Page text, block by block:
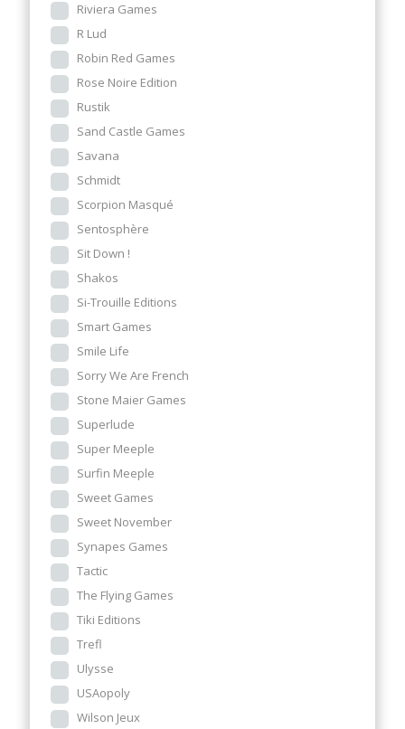
Riviera Games
R Lud
Robin Red Games
Rose Noire Edition
Rustik
Sand Castle Games
Savana
Schmidt
Scorpion Masqué
Sentosphère
Sit Down !
Shakos
Si-Trouille Editions
Smart Games
Smile Life
Sorry We Are French
Stone Maier Games
Superlude
Super Meeple
Surfin Meeple
Sweet Games
Sweet November
Synapes Games
Tactic
The Flying Games
Tiki Editions
Trefl
Ulysse
USAopoly
Wilson Jeux